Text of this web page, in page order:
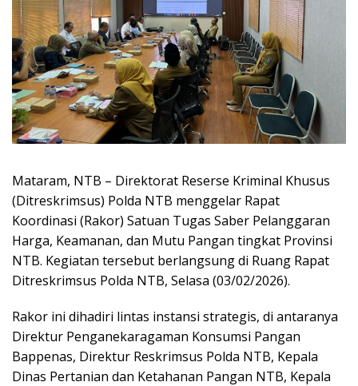
Mataram, NTB – Direktorat Reserse Kriminal Khusus
(Ditreskrimsus) Polda NTB menggelar Rapat
Koordinasi (Rakor) Satuan Tugas Saber Pelanggaran
Harga, Keamanan, dan Mutu Pangan tingkat Provinsi
NTB. Kegiatan tersebut berlangsung di Ruang Rapat
Ditreskrimsus Polda NTB, Selasa (03/02/2026).
Rakor ini dihadiri lintas instansi strategis, di antaranya
Direktur Penganekaragaman Konsumsi Pangan
Bappenas, Direktur Reskrimsus Polda NTB, Kepala
Dinas Pertanian dan Ketahanan Pangan NTB, Kepala